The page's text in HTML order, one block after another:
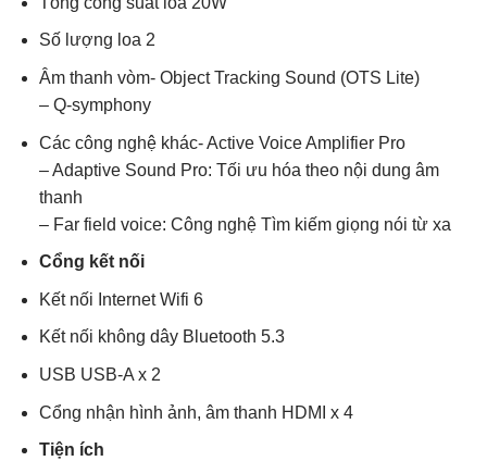
Số lượng loa 2
Âm thanh vòm- Object Tracking Sound (OTS Lite)
– Q-symphony
Các công nghệ khác- Active Voice Amplifier Pro
– Adaptive Sound Pro: Tối ưu hóa theo nội dung âm
thanh
– Far field voice: Công nghệ Tìm kiếm giọng nói từ xa
Cổng kết nối
Kết nối Internet Wifi 6
Kết nối không dây Bluetooth 5.3
USB USB-A x 2
Cổng nhận hình ảnh, âm thanh HDMI x 4
Tiện ích